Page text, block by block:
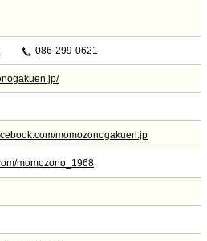
086-299-0621
momozonogakuen.jp
momozono_1968